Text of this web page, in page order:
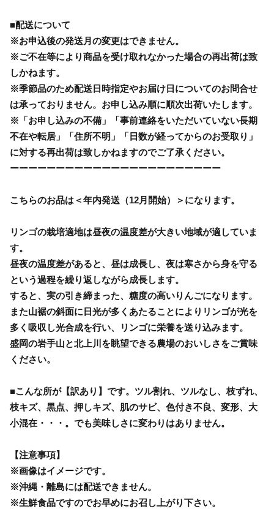
■配送について
※お申込後の発送月の変更はできません。
※ご不在等により商品を受け取れなかった場合の再出荷は致
しかねます。
※季節品のため配送日時指定やお届け日についてのお問合せ
は承っておりません。お申し込み順に順次出荷いたします。
※「お申し込みの不備」「事前連絡をいただいていない長期
不在や転居」「住所不明」「日数が経ってからのお受取り」
に対する再出荷は致しかねますのでご了承ください。
ーーーーーーーーーーーーーーーーーーーーーーー
こちらのお品は＜年内発送（12月開始）＞になります。
リンゴの栽培適地は昼夜の温度差が大きい地域が適していま
す。
昼夜の温度差があると、昼は成長し、夜は寒さから身を守る
という過程を繰り返しながら成長します。
すると、実の引き締まった、糖度の高いりんごになります。
また山裾の斜面に日光が多くあたることによりリンゴが光を
多く吸収し光合成を行い、リンゴに栄養を送り込みます。
盛岡の岩手山と北上川を眺望できる農場のおいしさをご賞味
ください。
■こんな所が【訳あり】です。ツル割れ、ツルなし、枝ずれ、
枝キズ、黒点、押しキズ、肌のサビ、色付き不良、変形、大
小混在・・・。でも美味しさに変わりはありません。
【注意事項】
※画像はイメージです。
※沖縄・離島には配送できません。
※生鮮食品ですのでお早めにお召し上がり下さい。